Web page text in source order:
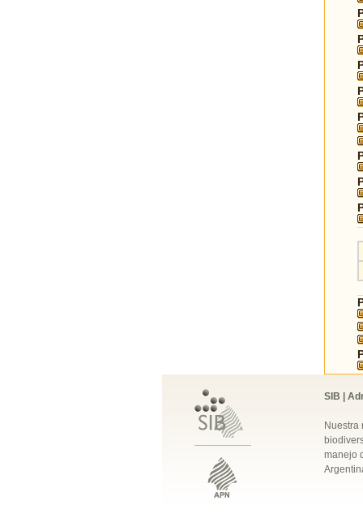
SIB |
Nuestra
manejo